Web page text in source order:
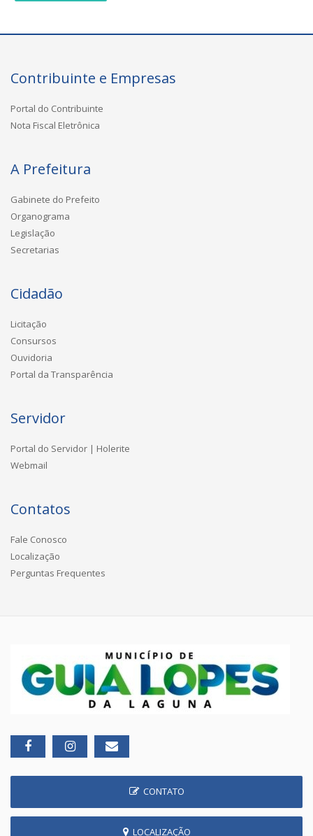
Contribuinte e Empresas
Portal do Contribuinte
Nota Fiscal Eletrônica
A Prefeitura
Gabinete do Prefeito
Organograma
Legislação
Secretarias
Cidadão
Licitação
Consursos
Ouvidoria
Portal da Transparência
Servidor
Portal do Servidor | Holerite
Webmail
Contatos
Fale Conosco
Localização
Perguntas Frequentes
CONTATO
LOCALIZAÇÃO